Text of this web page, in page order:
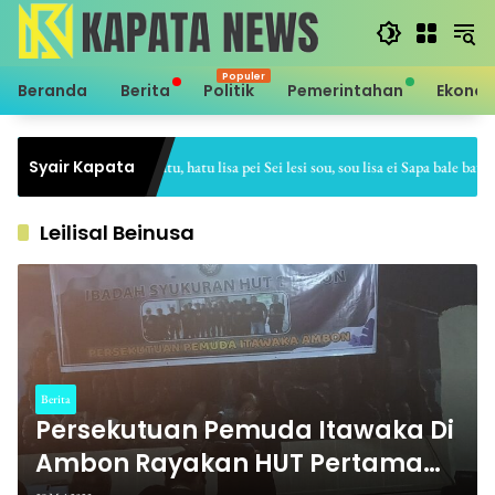
Langsung
konten
Beranda Berita Politik Pemerintahan
Syair Kapata
Sei hale hatu, hatu lisa pei Sei lesi sou, sou lisa ei Sapa bale batu, batu
Leilisal Beinusa
Berita
Persekutuan Pemuda Itawaka Di
Ambon Rayakan HUT Pertama